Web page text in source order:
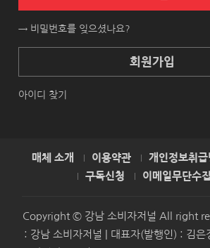
→ 비밀번호를 잊으셨나요?
회원가입
아이디 찾기
매체 소개 이용약관 개인정보취급
구독신청
이메일무단수
Copyright © 강남 소비자저널 All right
: 강남 소비자저널 | 대표자(발행인) : 김은